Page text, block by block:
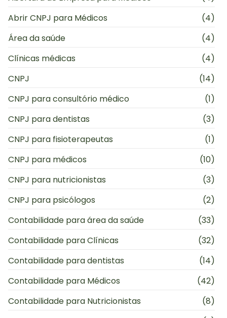
Abrir CNPJ para Médicos
(4)
Área da saúde
(4)
Clínicas médicas
(4)
CNPJ
(14)
CNPJ para consultório médico
(1)
CNPJ para dentistas
(3)
CNPJ para fisioterapeutas
(1)
CNPJ para médicos
(10)
CNPJ para nutricionistas
(3)
CNPJ para psicólogos
(2)
Contabilidade para área da saúde
(33)
Contabilidade para Clínicas
(32)
Contabilidade para dentistas
(14)
Contabilidade para Médicos
(42)
Contabilidade para Nutricionistas
(8)